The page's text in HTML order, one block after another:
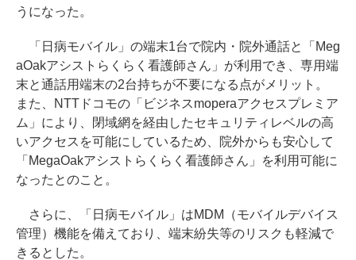
うになった。
「日病モバイル」の端末1台で院内・院外通話と「Meg
aOakアシストらくらく看護師さん」が利用でき、専用端
末と通話用端末の2台持ちが不要になる点がメリット。
また、NTTドコモの「ビジネスmoperaアクセスプレミア
ム」により、閉域網を経由したセキュリティレベルの高
いアクセスを可能にしているため、院外からも安心して
「MegaOakアシストらくらく看護師さん」を利用可能に
なったとのこと。
さらに、「日病モバイル」はMDM（モバイルデバイス
管理）機能を備えており、端末紛失等のリスクも軽減で
きるとした。